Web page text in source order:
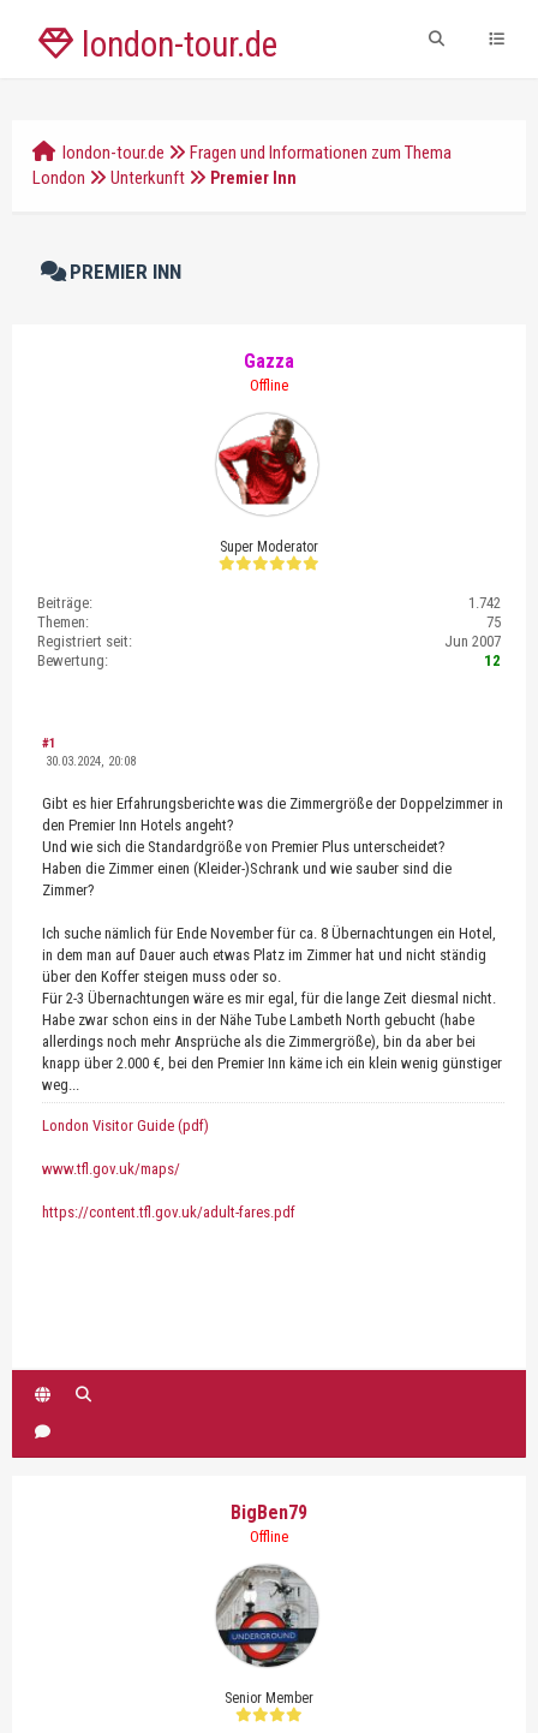
london-tour.de
london-tour.de
Fragen und Informationen zum Thema
London
Unterkunft Premier Inn
PREMIER INN
Gazza
Offline
Super Moderator
Beiträge:
1.742
Themen:
75
Registriert seit:
Jun 2007
Bewertung:
12
#1
30.03.2024, 20:08
Gibt es hier Erfahrungsberichte was die Zimmergröße der Doppelzimmer in
den Premier Inn Hotels angeht?
Und wie sich die Standardgröße von Premier Plus unterscheidet?
Haben die Zimmer einen (Kleider-)Schrank und wie sauber sind die
Zimmer?
Ich suche nämlich für Ende November für ca. 8 Übernachtungen ein Hotel,
in dem man auf Dauer auch etwas Platz im Zimmer hat und nicht ständig
über den Koffer steigen muss oder so.
Für 2-3 Übernachtungen wäre es mir egal, für die lange Zeit diesmal nicht.
Habe zwar schon eins in der Nähe Tube Lambeth North gebucht (habe
allerdings noch mehr Ansprüche als die Zimmergröße), bin da aber bei
knapp über 2.000 €, bei den Premier Inn käme ich ein klein wenig günstiger
weg...
London Visitor Guide (pdf)
www.tfl.gov.uk/maps/
https://content.tfl.gov.uk/adult-fares.pdf
BigBen79
Offline
Senior Member